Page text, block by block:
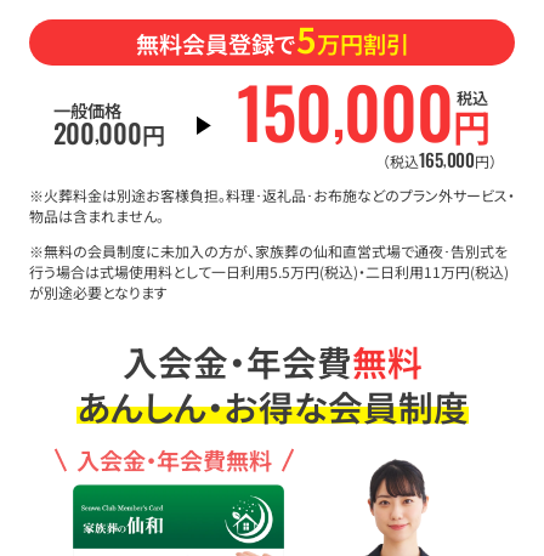
無料会員登録で5万円割引
一般価格
200,000円 150,000円
税込
（税込165,000円）
※火葬料金は別途お客様負担。料理･返礼品･お布施などのプラン外サービス・
物品は含まれません。
※無料の会員制度に未加入の方が、家族葬の仙和直営式場で通夜･告別式を
行う場合は式場使用料として一日利用5.5万円(税込)・二日利用11万円(税込)
が別途必要となります
入会金・年会費無料
あんしん・お得な会員制度
入会金・年会費無料